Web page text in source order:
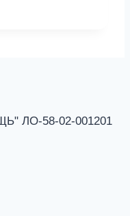
ЛО-58-02-001201